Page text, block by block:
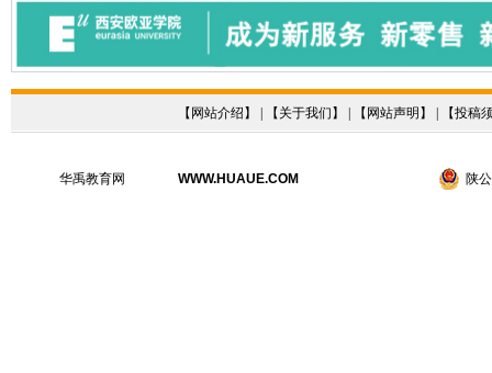
【 网站介绍 】 | 【 关于我们 】 | 【 网站声明 】 | 【投稿
华禹教育网 WWW.HUAUE.COM 陕